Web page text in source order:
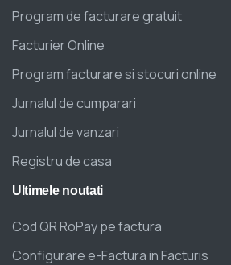
Program de facturare gratuit
Facturier Online
Program facturare si stocuri online
Jurnalul de cumparari
Jurnalul de vanzari
Registru de casa
Ultimele noutati
Cod QR RoPay pe factura
Configurare e-Factura in Facturis